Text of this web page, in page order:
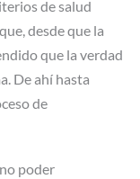
de salud
desde que la
que la verdad
De ahí hasta
de
poder